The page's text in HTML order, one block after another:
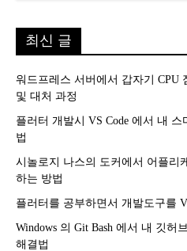
최신 글
워드프레스 서버에서 갑자기 CPU
및 대처 과정
플러터 개발시 VS Code 에서 내
법
시놀로지 나스의 도커에서 어플리
하는 방법
플러터를 공부하면서 개발도구를
Windows 의 Git Bash 에서 내 깃허
해결법